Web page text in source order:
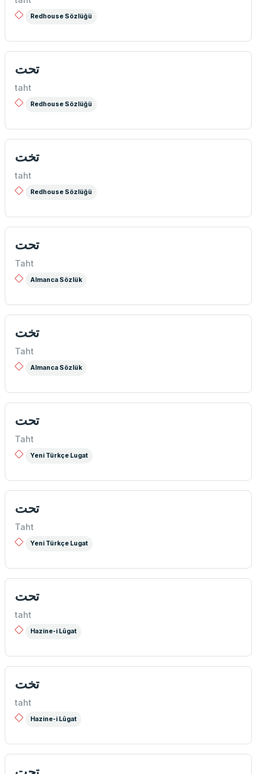
Redhouse Sözlüğü
تحت
taht
Redhouse Sözlüğü
تخت
taht
Redhouse Sözlüğü
تحت
Taht
Almanca Sözlük
تخت
Taht
Almanca Sözlük
تحت
Taht
Yeni Türkçe Lugat
تحت
Taht
Yeni Türkçe Lugat
تحت
taht
Hazine-i Lûgat
تخت
taht
Hazine-i Lûgat